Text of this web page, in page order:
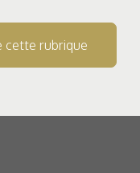
cette rubrique